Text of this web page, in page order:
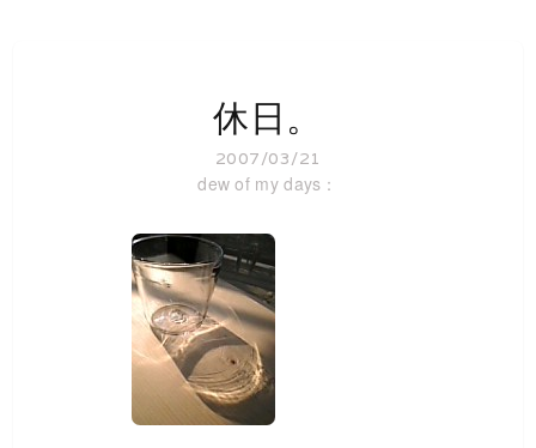
休日。
2007/03/21
dew of my days：